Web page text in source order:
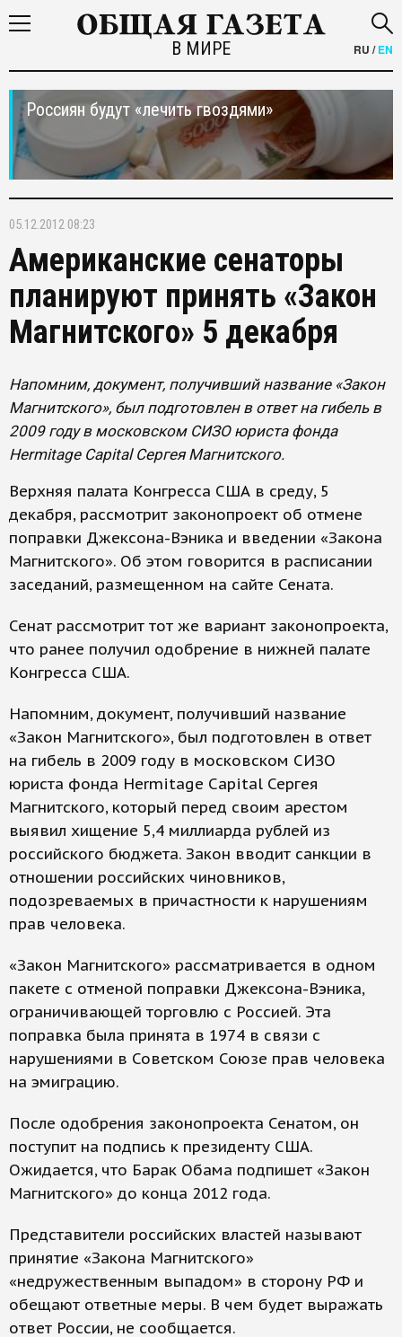
В МИРЕ RU /EN
Россиян будут «лечить гвоздями»
05.12.2012 08:23
Американские сенаторы
планируют принять «Закон
Магнитского» 5 декабря
Напомним, документ, получивший название «Закон
Магнитского», был подготовлен в ответ на гибель в
2009 году в московском СИЗО юриста фонда
Hermitage Capital Сергея Магнитского.
Верхняя палата Конгресса США в среду, 5
декабря, рассмотрит законопроект об отмене
поправки Джексона-Вэника и введении «Закона
Магнитского». Об этом говорится в расписании
заседаний, размещенном на сайте Сената.
Сенат рассмотрит тот же вариант законопроекта,
что ранее получил одобрение в нижней палате
Конгресса США.
Напомним, документ, получивший название
«Закон Магнитского», был подготовлен в ответ
на гибель в 2009 году в московском СИЗО
юриста фонда Hermitage Capital Сергея
Магнитского, который перед своим арестом
выявил хищение 5,4 миллиарда рублей из
российского бюджета. Закон вводит санкции в
отношении российских чиновников,
подозреваемых в причастности к нарушениям
прав человека.
«Закон Магнитского» рассматривается в одном
пакете с отменой поправки Джексона-Вэника,
ограничивающей торговлю с Россией. Эта
поправка была принята в 1974 в связи с
нарушениями в Советском Союзе прав человека
на эмиграцию.
После одобрения законопроекта Сенатом, он
поступит на подпись к президенту США.
Ожидается, что Барак Обама подпишет «Закон
Магнитского» до конца 2012 года.
Представители российских властей называют
принятие «Закона Магнитского»
«недружественным выпадом» в сторону РФ и
обещают ответные меры. В чем будет выражать
ответ России, не сообщается.